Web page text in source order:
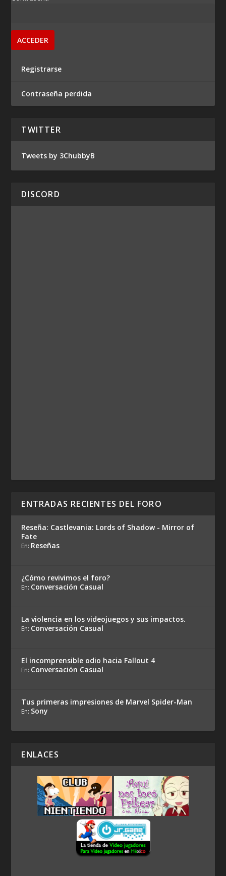
Registrarse
Contraseña perdida
TWITTER
Tweets by 3ChubbyB
DISCORD
ENTRADAS RECIENTES DEL FORO
Reseña: Castlevania: Lords of Shadow - Mirror of
Fate
En: Reseñas
¿Cómo revivimos el foro?
En: Conversación Casual
La violencia en los videojuegos y sus impactos.
En: Conversación Casual
El incomprensible odio hacia Fallout 4
En: Conversación Casual
Tus primeras impresiones de Marvel Spider-Man
En: Sony
ENLACES